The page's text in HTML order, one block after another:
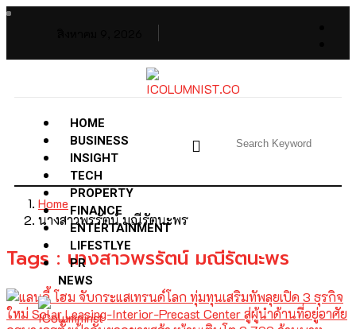
HOME
BUSINESS
INSIGHT
TECH
PROPERTY
FINANCE
ENTERTAINMENT
LIFESTLYE
PR
NEWS
Home
นางสาวพรรัตน์ มณีรัตนะพร
Tags : นางสาวพรรัตน์ มณีรัตนะพร